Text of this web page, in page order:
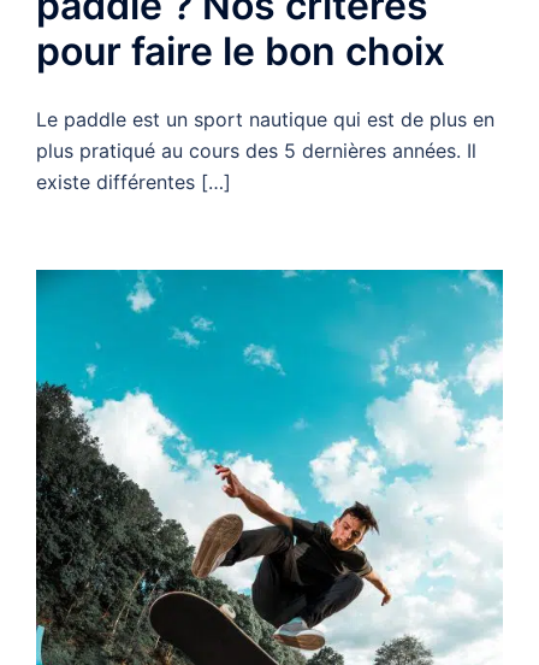
pour faire le bon choix
Le paddle est un sport nautique qui est de plus en
plus pratiqué au cours des 5 dernières années. Il
existe différentes […]